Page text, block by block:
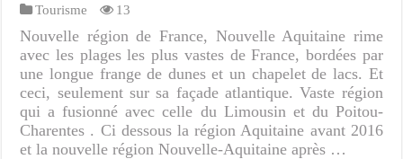
Tourisme 13
Nouvelle région de France, Nouvelle Aquitaine rime
avec les plages les plus vastes de France, bordées par
une longue frange de dunes et un chapelet de lacs. Et
ceci, seulement sur sa façade atlantique. Vaste région
qui a fusionné avec celle du Limousin et du Poitou-
Charentes . Ci dessous la région Aquitaine avant 2016
et la nouvelle région Nouvelle-Aquitaine après …